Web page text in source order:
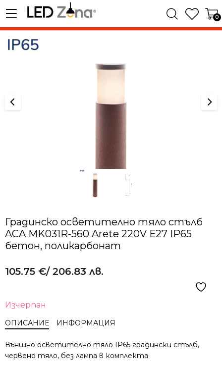
0
Градинско осветително тяло стълб
ACA MK031R-560 Arete 220V Е27 IP65
бетон, поликарбонат
105.75 €/ 206.83 лв.
Изчерпан
ОПИСАНИЕ ИНФОРМАЦИЯ
Външно осветително тяло IP65 градински стълб,
червено тяло, без лампа в комплекта